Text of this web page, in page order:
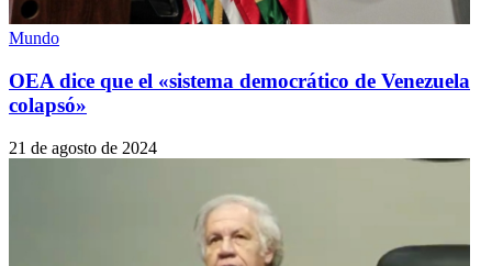
Mundo
OEA dice que el «sistema democrático de Venezuela
colapsó»
21 de agosto de 2024